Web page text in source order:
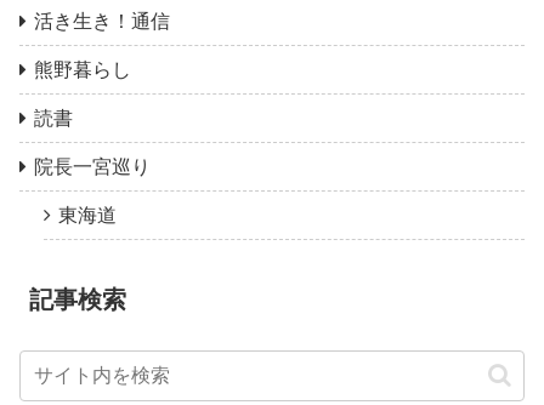
活き生き！通信
熊野暮らし
読書
院長一宮巡り
東海道
記事検索